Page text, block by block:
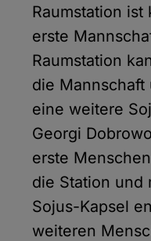
Raumstation
erste
Raumstation
die
eine weitere
Georgi
erste
die Station und
Sojus-Kapsel
weiteren